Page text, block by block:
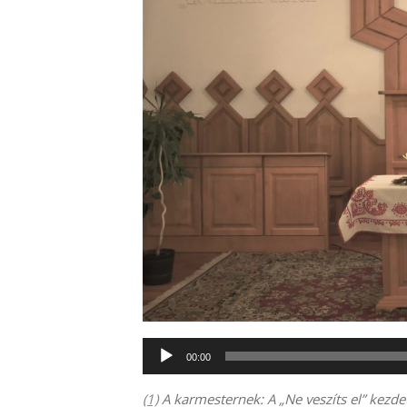
Audió
lejátszó
00:00
(1)A karmesternek: A „Ne veszíts el”